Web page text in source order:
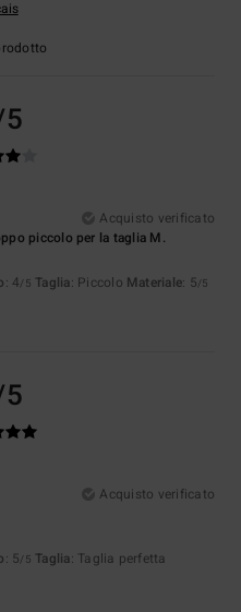
Acquisto verificato
piccolo per la taglia M.
: 4/5 Taglia: Piccolo Materiale: 5/5
Acquisto verificato
: 5/5 Taglia: Taglia perfetta